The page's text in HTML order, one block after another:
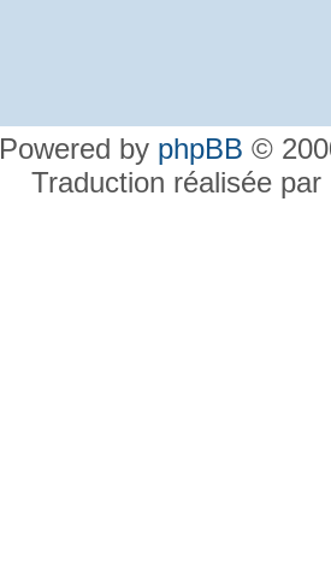
Powered by phpBB ©
Traduction réalisée par